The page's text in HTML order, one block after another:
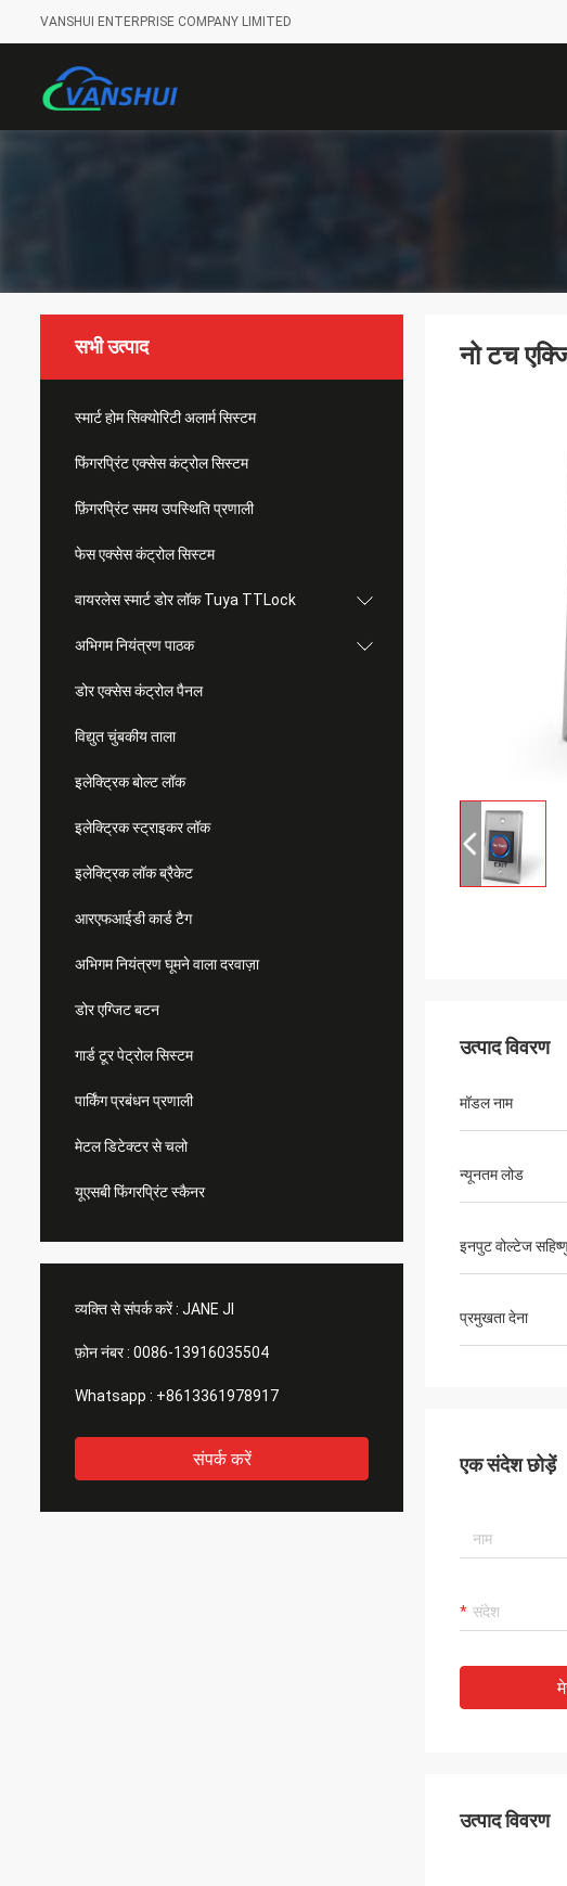
VANSHUI ENTERPRISE COMPANY LIMITED
सभी उत्पाद
स्मार्ट होम सिक्योरिटी अलार्म सिस्टम
फिंगरप्रिंट एक्सेस कंट्रोल सिस्टम
फ़िंगरप्रिंट समय उपस्थिति प्रणाली
फेस एक्सेस कंट्रोल सिस्टम
वायरलेस स्मार्ट डोर लॉक Tuya TTLock
अभिगम नियंत्रण पाठक
डोर एक्सेस कंट्रोल पैनल
विद्युत चुंबकीय ताला
इलेक्ट्रिक बोल्ट लॉक
इलेक्ट्रिक स्ट्राइकर लॉक
इलेक्ट्रिक लॉक ब्रैकेट
आरएफआईडी कार्ड टैग
अभिगम नियंत्रण घूमने वाला दरवाज़ा
डोर एग्जिट बटन
गार्ड टूर पेट्रोल सिस्टम
पार्किंग प्रबंधन प्रणाली
मेटल डिटेक्टर से चलो
यूएसबी फिंगरप्रिंट स्कैनर
व्यक्ति से संपर्क करें : JANE JI
फ़ोन नंबर : 0086-13916035504
Whatsapp : +8613361978917
संपर्क करें
नो टच
उत्पाद विवरण
मॉडल नाम
न्यूनतम लोड
इनपुट वोल्टेज
प्रमुखता देना
एक संदेश छोड़ें
उत्पाद विवरण